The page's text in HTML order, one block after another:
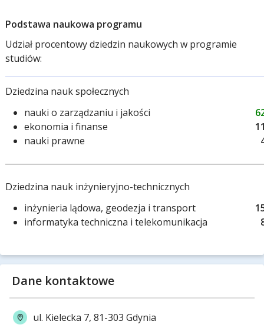
Podstawa naukowa programu
Udział procentowy dziedzin naukowych w programie
studiów:
Dziedzina nauk społecznych
nauki o zarządzaniu i jakości
ekonomia i finanse
nauki prawne
Dziedzina nauk inżynieryjno-technicznych
inżynieria lądowa, geodezja i transport
informatyka techniczna i telekomunikacja
Dane kontaktowe
ul. Kielecka 7, 81-303 Gdynia